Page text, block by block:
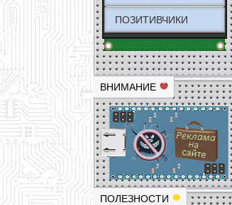
ПОЗИТИВЧИКИ
ВНИМАНИЕ
ПОЛЕЗНОСТИ